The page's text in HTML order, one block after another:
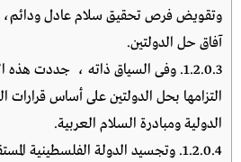
وتقويض فرص تحقيق سلام عادل ودائم،
آفاق حل الدولتين.
1.2.0.3. وفى السياق ذاته ، جددت هذه
التزامها بحل الدولتين على أساس قرارات
الدولية ومبادرة السلام العربية.
1.2.0.4. وتجسيد الدولة الفلسطينية